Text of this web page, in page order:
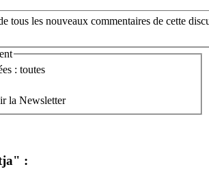
tous les nouveaux commentaires de cette
: toutes
la Newsletter
: